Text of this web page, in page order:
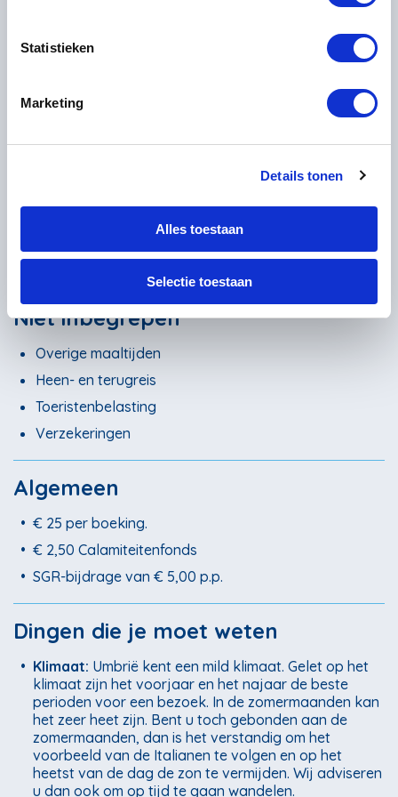
Statistieken
Marketing
Details tonen
Alles toestaan
Selectie toestaan
Inbegrepen
Overnachtingen
1x Diner in Campello Alto
Informatiepakket
Niet inbegrepen
Overige maaltijden
Heen- en terugreis
Toeristenbelasting
Verzekeringen
Algemeen
• € 25 per boeking.
• € 2,50 Calamiteitenfonds
• SGR-bijdrage van € 5,00 p.p.
Dingen die je moet weten
• Klimaat: Umbrië kent een mild klimaat. Gelet op het
klimaat zijn het voorjaar en het najaar de beste
perioden voor een bezoek. In de zomermaanden kan
het zeer heet zijn. Bent u toch gebonden aan de
zomermaanden, dan is het verstandig om het
voorbeeld van de Italianen te volgen en op het
heetst van de dag de zon te vermijden. Wij adviseren
u dan ook om op tijd te gaan wandelen.